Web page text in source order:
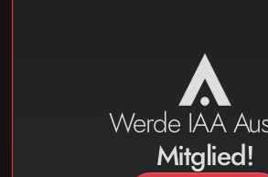
Werde IAA
Mitglied!